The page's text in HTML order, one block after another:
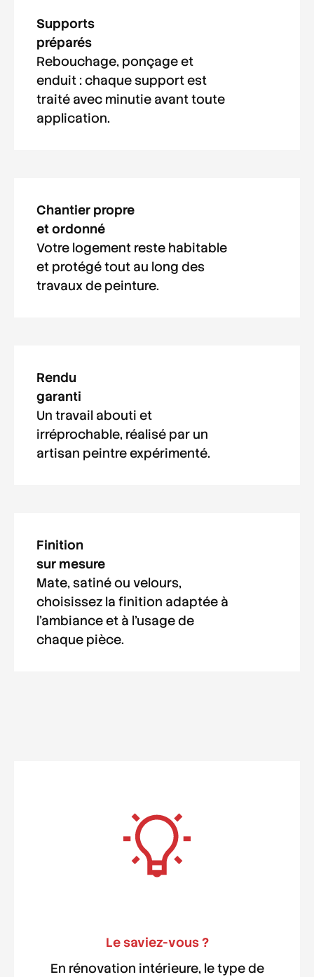
Supports
préparés
Rebouchage, ponçage et
enduit : chaque support est
traité avec minutie avant toute
application.
Chantier propre
et ordonné
Votre logement reste habitable
et protégé tout au long des
travaux de peinture.
Rendu
garanti
Un travail abouti et
irréprochable, réalisé par un
artisan peintreexpérimenté.
Finition
sur mesure
Mate, satiné ou velours,
choisissez la finition adaptée à
l'ambiance et à l'usage de
chaque pièce.
Le saviez-vous ?
En rénovation intérieure, le type de